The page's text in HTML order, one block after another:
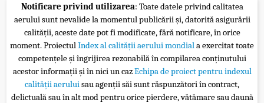
Notificare privind utilizarea: Toate datele privind calitatea
aerului sunt nevalide la momentul publicării și, datorită asigurării
calității, aceste date pot fi modificate, fără notificare, în orice
moment. ProiectulIndex al calității aerului mondiala exercitat toate
competențele și îngrijirea rezonabilă în compilarea conținutului
acestor informații și în nici un cazEchipa de proiect pentru indexul
calității aeruluisau agenții săi sunt răspunzători în contract,
delictuală sau în alt mod pentru orice pierdere, vătămare sau daună